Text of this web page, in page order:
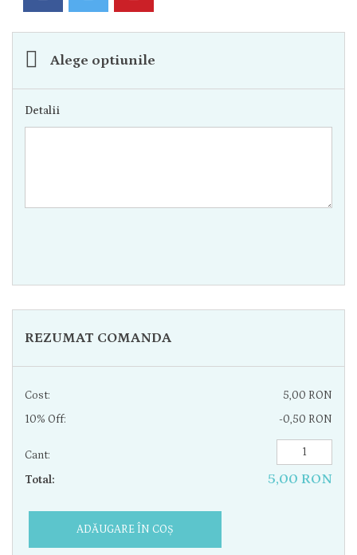
Alege optiunile
Detalii
REZUMAT COMANDA
Cost:
5,00 RON
10% Off:
-0,50 RON
Cant:
ADĂUGARE ÎN COȘ
Total: 5,00 RON